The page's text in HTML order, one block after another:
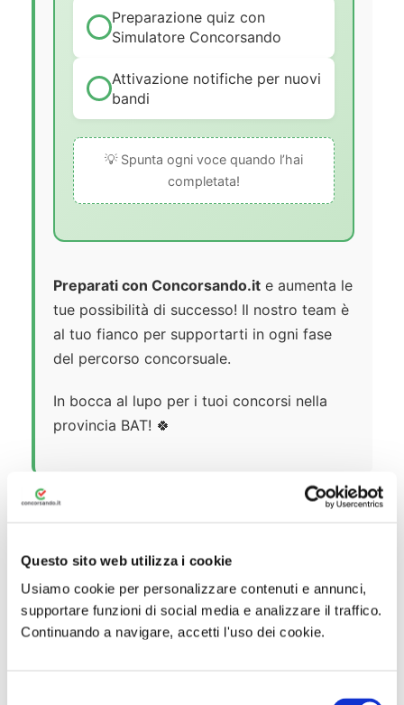
Questo sito web utilizza i cookie
Usiamo cookie per personalizzare contenuti e annunci,
supportare funzioni di social media e analizzare il traffico.
Continuando a navigare, accetti l'uso dei cookie.
Preparazione quiz con
Simulatore Concorsando
Attivazione notifiche per nuovi
bandi
💡 Spunta ogni voce quando l’hai
completata!
Preparati con Concorsando.it e aumenta le
tue possibilità di successo! Il nostro team è
al tuo fianco per supportarti in ogni fase
del percorso concorsuale.
In bocca al lupo per i tuoi concorsi nella
provincia BAT! 🍀
in uscita nella provincia
Di seguito leguiderelative ai più importanti
concorsibanditi di recente.